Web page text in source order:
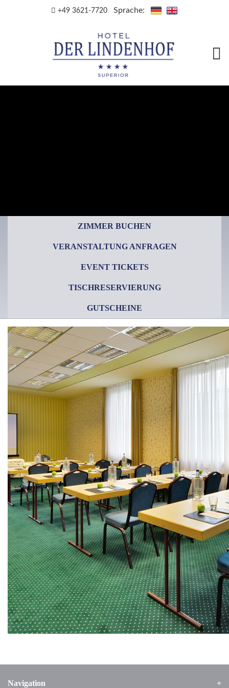
+49 3621-7720 Sprache:
ZIMMER BUCHEN
VERANSTALTUNG ANFRAGEN
EVENT TICKETS
TISCHRESERVIERUNG
GUTSCHEINE
Navigation